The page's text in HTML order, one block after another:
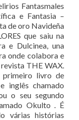
Fantasmales
e Fantasia –
de oro Navideña
que saiu na
e Dulcinea, una
onde colabora e
THE WAX.
livro de
inglês chamado
o seu segundo
Okulto . É
várias histórias